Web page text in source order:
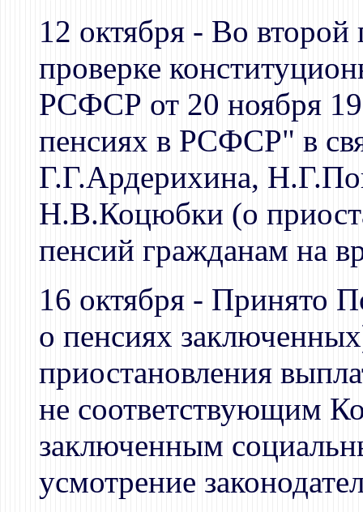
12 октября - Во
проверке
РСФСР от 20 ноября
пенсиях в РСФСР" в
Г.Г.Ардерихина,
Н.В.Коцюбки (о
пенсий гражданам на
16 октября - Принято
о пенсиях
приостановления
не соответствующим
заключенным
усмотрение